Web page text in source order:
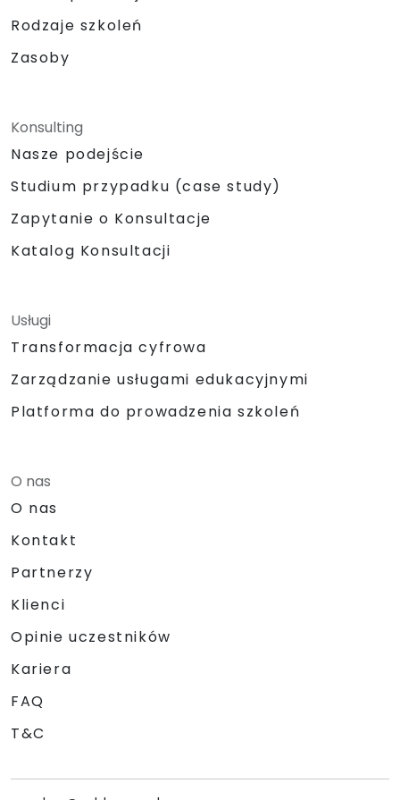
Rodzaje szkoleń
Zasoby
Konsulting
Nasze podejście
Studium przypadku (case study)
Zapytanie o Konsultacje
Katalog Konsultacji
Usługi
Transformacja cyfrowa
Zarządzanie usługami edukacyjnymi
Platforma do prowadzenia szkoleń
O nas
O nas
Kontakt
Partnerzy
Klienci
Opinie uczestników
Kariera
FAQ
T&C